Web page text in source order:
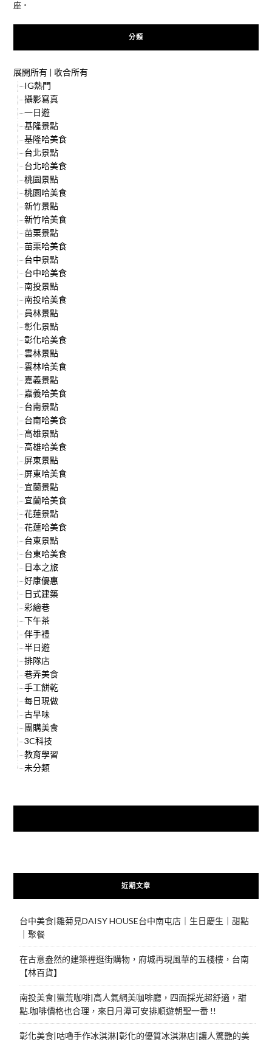
座‧
分類
展開所有| 收合所有
IG熱門
攝影寫真
一日遊
基隆景點
基隆哈美食
台北景點
台北哈美食
桃園景點
桃園哈美食
新竹景點
新竹哈美食
苗栗景點
苗栗哈美食
台中景點
台中哈美食
南投景點
南投哈美食
員林景點
彰化景點
彰化哈美食
雲林景點
雲林哈美食
嘉義景點
嘉義哈美食
台南景點
台南哈美食
高雄景點
高雄哈美食
屏東景點
屏東哈美食
宜蘭景點
宜蘭哈美食
花蓮景點
花蓮哈美食
台東景點
台東哈美食
日本之旅
好康優惠
日式建築
彩繪巷
下午茶
伴手禮
半日遊
排隊店
巷弄美食
手工餅乾
每日現做
古早味
團購美食
3C科技
教育學習
未分類
近期文章
台中美食|雛菊見DAISY HOUSE台中南屯店｜生日慶生｜甜點
｜聚餐
在古意盎然的建築裡逛街購物，府城再現風華的五棧樓，台南
【林百貨】
南投美食|蠻荒咖啡|高人氣網美咖啡廳，四面採光超舒適，甜
點.咖啡價格也合理，來日月潭可安排順遊朝聖一番 !!
彰化美食|咕嚕手作冰淇淋|彰化的優質冰淇淋店|讓人驚艷的美